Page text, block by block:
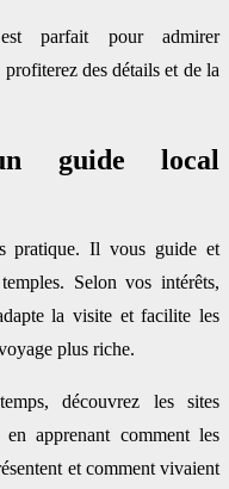
parfait pour admirer
des détails et de la
guide local
pratique. Il vous guide et
Selon vos intérêts,
la visite et facilite les
plus riche.
découvrez les sites
apprenant comment les
et comment vivaient